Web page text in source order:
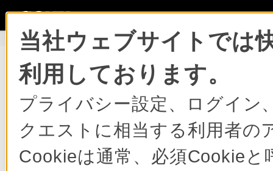
製品情報 > 総合サポート > ブルーレイディスク/DVDレコーダー > 使いかたマ
使い方マニュアル
トップ
テレビ番組を見る
テレビ番組を見る
当社ウェブサイトでは
利用しております。
プライバシー設定、ログイン
クエストに相当する利用者の
Cookieは通常、必須Cookie